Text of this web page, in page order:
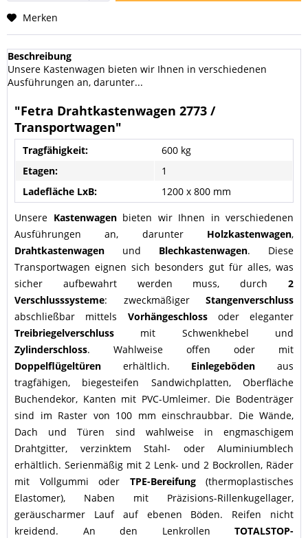
Merken
Beschreibung
Unsere Kastenwagen bieten wir Ihnen in verschiedenen
Ausführungen an, darunter...
"Fetra Drahtkastenwagen 2773 /
Transportwagen"
Tragfähigkeit:
600 kg
Etagen:
1
Ladefläche LxB:
1200 x 800 mm
Unsere Kastenwagenbieten wir Ihnen in verschiedenen
Ausführungen an, darunter Holzkastenwagen,
Drahtkastenwagen und Blechkastenwagen. Diese
Transportwagen eignen sich besonders gut für alles, was
sicher aufbewahrt werden muss, durch 2
Verschlusssysteme: zweckmäßiger Stangenverschluss
abschließbar mittels Vorhängeschlossoder eleganter
Treibriegelverschluss mit Schwenkhebel und
Zylinderschloss. Wahlweise offen oder mit
Doppelflügeltüren erhältlich. Einlegeböden aus
tragfähigen, biegesteifen Sandwichplatten, Oberfläche
Buchendekor, Kanten mit PVC-Umleimer. Die Bodenträger
sind im Raster von 100 mm einschraubbar. Die Wände,
Dach und Türen sind wahlweise in engmaschigem
Drahtgitter, verzinktem Stahl- oder Aluminiumblech
erhältlich. Serienmäßig mit 2 Lenk- und 2 Bockrollen, Räder
mit Vollgummi oder TPE-Bereifung(thermoplastisches
Elastomer), Naben mit Präzisions-Rillenkugellager,
geräuscharmer Lauf auf ebenen Böden. Reifen nicht
kreidend. An den Lenkrollen TOTALSTOP-